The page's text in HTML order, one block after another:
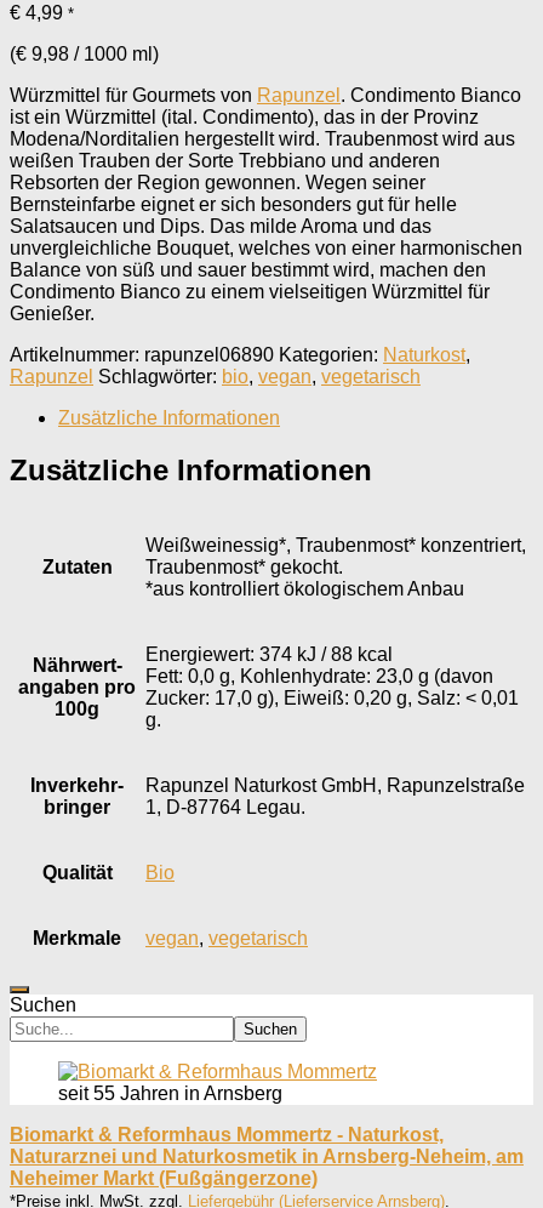
€ 4,99 *
(€ 9,98 / 1000 ml )
Würzmittel für Gourmets von Rapunzel . Condimento Bianco
ist ein Würzmittel (ital. Condimento), das in der Provinz
Modena/Norditalien hergestellt wird. Traubenmost wird aus
weißen Trauben der Sorte Trebbiano und anderen
Rebsorten der Region gewonnen. Wegen seiner
Bernsteinfarbe eignet er sich besonders gut für helle
Salatsaucen und Dips. Das milde Aroma und das
unvergleichliche Bouquet, welches von einer harmonischen
Balance von süß und sauer bestimmt wird, machen den
Condimento Bianco zu einem vielseitigen Würzmittel für
Genießer.
Artikelnummer: rapunzel06890 Kategorien: Naturkost,
Rapunzel Schlagwörter: bio, vegan, vegetarisch
Zusätzliche Informationen
Zusätzliche Informationen
Zutaten
Weißweinessig*, Traubenmost* konzentriert,
Traubenmost* gekocht.
*aus kontrolliert ökologischem Anbau
Nährwert­
angaben pro
100g
Energiewert: 374 kJ / 88 kcal
Fett: 0,0 g, Kohlenhydrate: 23,0 g (davon
Zucker: 17,0 g), Eiweiß: 0,20 g, Salz: < 0,01
g.
Inverkehr­
bringer
Rapunzel Naturkost GmbH, Rapunzelstraße
1, D-87764 Legau.
Qualität Bio
Merkmale vegan, vegetarisch
Suchen
Suchen
seit 55 Jahren in Arnsberg
Biomarkt & Reformhaus Mommertz - Naturkost,
Naturarznei und Naturkosmetik in Arnsberg-Neheim, am
Neheimer Markt (Fußgängerzone)
*Preise inkl. MwSt. zzgl. Liefergebühr (Lieferservice Arnsberg)